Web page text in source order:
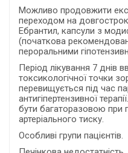
Можливо продовжити
переходом на
Ебрантил, капсули з
(початкова
пероральними
Період лікування 7 днів
токсикологічної точки
перевищується під час
антигіпертензивної
бути багаторазовою при
артеріального тиску.
Особливі групи пацієнтів.